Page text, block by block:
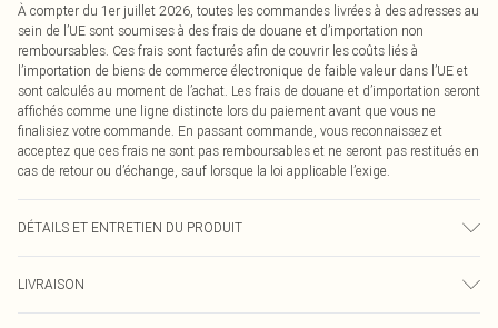
À compter du 1er juillet 2026, toutes les commandes livrées à des adresses au
sein de l’UE sont soumises à des frais de douane et d’importation non
remboursables. Ces frais sont facturés afin de couvrir les coûts liés à
l’importation de biens de commerce électronique de faible valeur dans l’UE et
sont calculés au moment de l’achat. Les frais de douane et d’importation seront
affichés comme une ligne distincte lors du paiement avant que vous ne
finalisiez votre commande. En passant commande, vous reconnaissez et
acceptez que ces frais ne sont pas remboursables et ne seront pas restitués en
cas de retour ou d’échange, sauf lorsque la loi applicable l’exige.
DÉTAILS ET ENTRETIEN DU PRODUIT
LIVRAISON